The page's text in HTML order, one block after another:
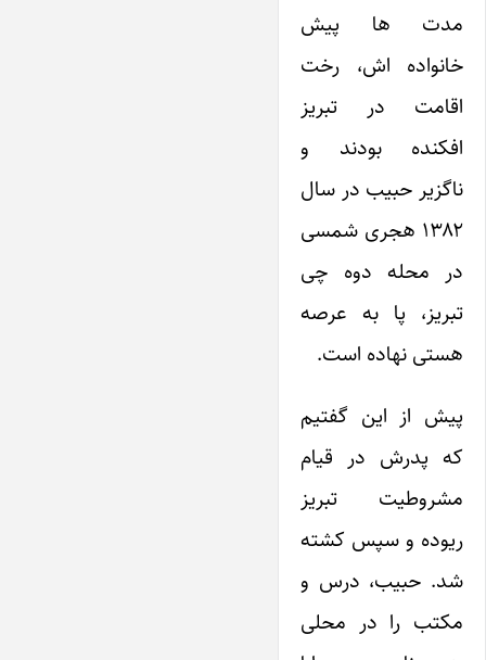
مدت ها پیش
خانواده اش، رخت
اقامت در تبریز
افکنده بودند و
ناگزیر حبیب در سال
۱۳۸۲ هجری شمسی
در محله دوه چی
تبریز، پا به عرصه
هستی نهاده است.
پیش از این گفتیم
که پدرش در قیام
مشروطیت تبریز
ریوده و سپس کشته
شد. حبیب، درس و
مکتب را در محلی